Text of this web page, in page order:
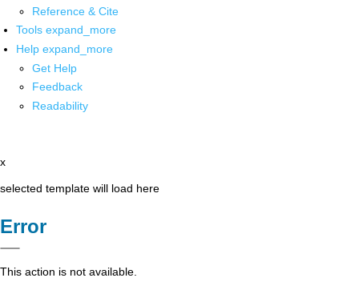
Reference & Cite
Tools expand_more
Help expand_more
Get Help
Feedback
Readability
x
selected template will load here
Error
This action is not available.